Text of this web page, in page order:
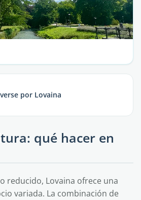
por Lovaina
qué hacer en
reducido, Lovaina ofrece una
variada. La combinación de